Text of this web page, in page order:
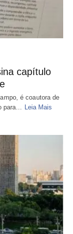
capítulo
é coautora de
para… Leia Mais